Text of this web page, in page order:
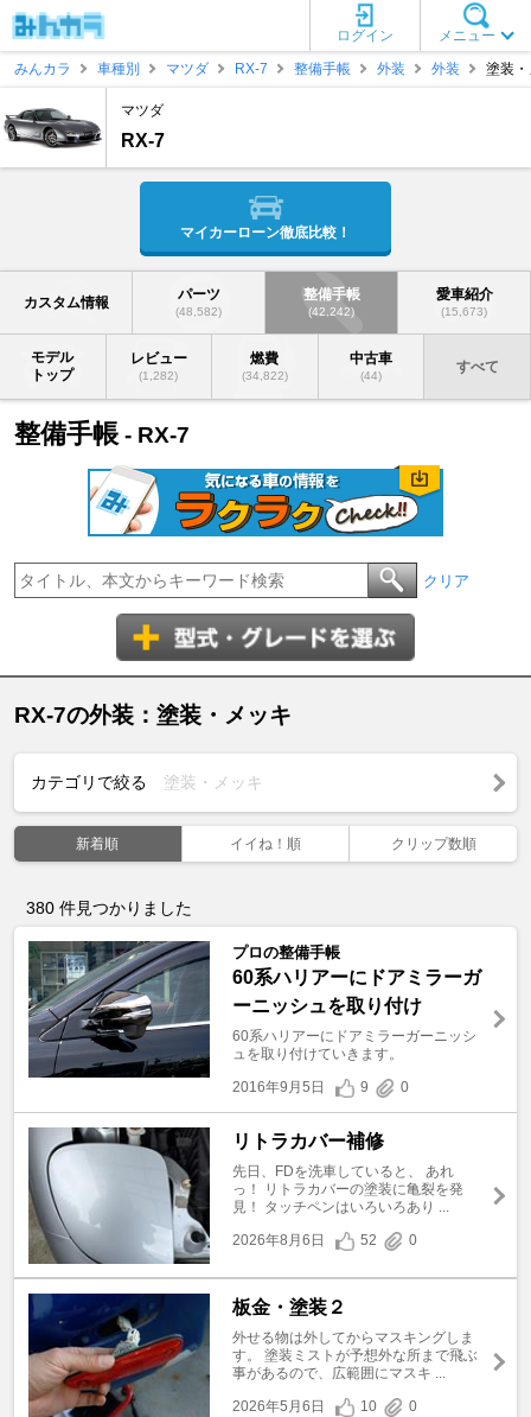
メニュー
ログイン
みんカラ
車種別 マツダ RX-7 整備手帳 外装 外装 塗装
マツダ
RX-7
マイカーローン徹底比較！
カスタム情報 パーツ
(48,582)
整備手帳
(42,242)
愛車紹介
(15,673)
モデル
トップ
レビュー
(1,282)
燃費
(34,822)
中古車
(44)
すべて
整備手帳 - RX-7
クリア
RX-7の外装：塗装・メッキ
カテゴリで絞る 塗装・メッキ
新着順 イイね！順 クリップ数順
380 件見つかりました
プロの整備手帳
60系ハリアーにドアミラーガ
ーニッシュを取り付け
60系ハリアーにドアミラーガーニッシ
ュを取り付けていきます。
2016年9月5日
9 0
リトラカバー補修
先日、FDを洗車していると、 あれ
っ！ リトラカバーの塗装に亀裂を発
見！ タッチペンはいろいろあり ...
2026年8月6日
52 0
板金・塗装２
外せる物は外してからマスキングしま
す。 塗装ミストが予想外な所まで飛ぶ
事があるので、広範囲にマスキ ...
2026年5月6日
10 0